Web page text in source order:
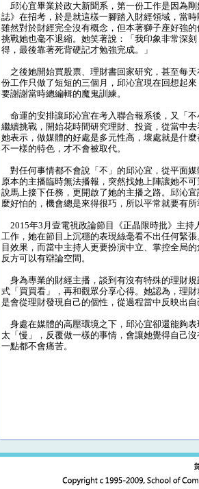
邱沁宜畢業於政大新聞系，第一份工作是因為
誌》在招考，於是就這樣一腳踏入財經領域，當
雖然對於財經完全沒有概念，但本著獅子座好強
挑戰她也毫不退縮。她笑著說：「我印象非常深
得，最後靠著死背硬記才勉強完成。」
之後她開始買股票、理財書回家研究，甚至每
份工作只做了短短的三個月，邱沁宜現在回想起
要謝謝當時總編輯的魔鬼訓練。
命運的安排讓邱沁宜在考入聯合報系後，又「
繼續挑戰，開始花時間研究理財、投資，從當中
她表示，做媒體的好處是多元性高，壞處就是什
不一樣的特色，才不會被取代。
對任何事情都不會說「不」的邱沁宜，從平面
原本的主播臨時無法播報，突然找她上陣讓她不
說馬上接下任務，更開啟了她的主播之路。邱沁
麼好怕的，機會總是來得很巧，所以平常就要有
2015年3月壹電視政論節目《正晶限時批》主持
工作，她在節目上沉穩的表現絲毫看不出任何緊
目效果，而當中主持人更要扮演中立、掌控全局
反方可以有辯論空間。
身為專業的財經主播，談到有沒有特殊的理財
式「買買看」，再和觀眾分享心得。她認為，理
是會從理財發現自己的個性，從過程當中反映出
身處在媒體的高壓環境之下，邱沁宜卻還能夠
太「慢」，反覆做一樣的事情，會讓她覺得自己
一點都不會痛苦。